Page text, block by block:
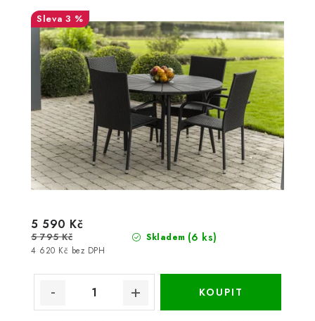
3 %
Skladem (6 ks)
4 620 Kč bez DPH
5 590 Kč
5 795 Kč